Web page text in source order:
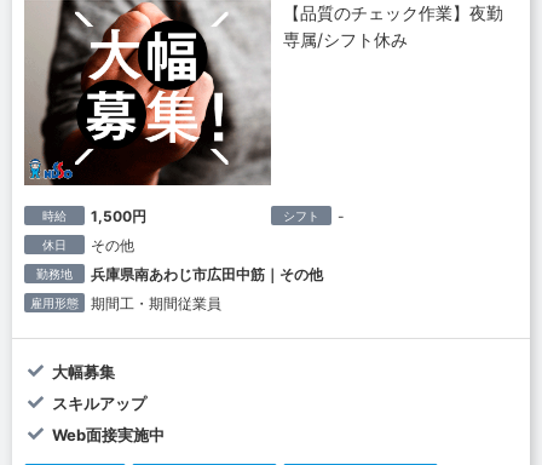
【品質のチェック作業】夜勤
専属/シフト休み
時給 1,500円 シフト -
休日 その他
勤務地 兵庫県南あわじ市広田中筋｜その他
雇用形態 期間工・期間従業員
大幅募集
スキルアップ
Web面接実施中